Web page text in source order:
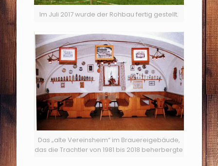
Im Juli 2017 wurde der Rohbau fertig gestellt.
Das „alte Vereinsheim“ im Brauereigebäude,
das die Trachtler von 1981 bis 2018 beherbergte